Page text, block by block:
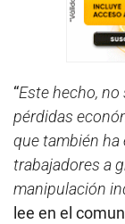
“Este hecho,
pérdidas
que también ha
trabajadores a
manipulación
lee en el